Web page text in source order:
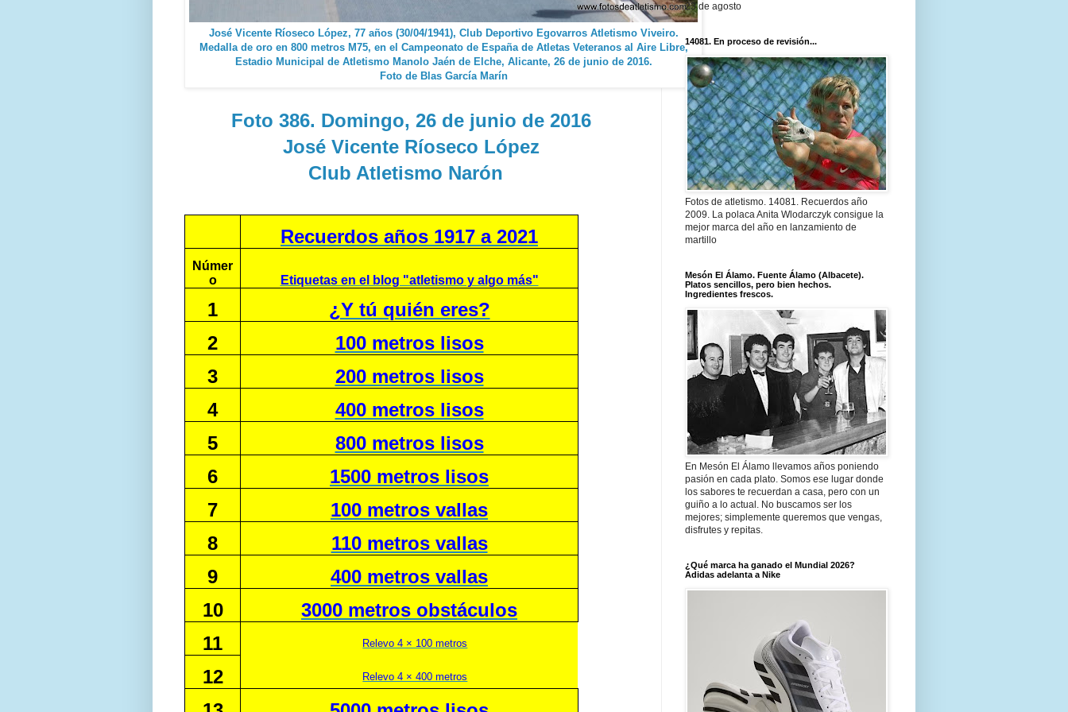
José Vicente Ríoseco López, 77 años (30/04/1941), Club Deportivo Egovarros Atletismo Viveiro.
Medalla de oro en 800 metros M75, en el Campeonato de España de Atletas Veteranos al Aire Libre,
Estadio Municipal de Atletismo Manolo Jaén de Elche, Alicante, 26 de junio de 2016.
Foto de Blas García Marín
Foto 386. Domingo, 26 de junio de 2016
José Vicente Ríoseco López
Club Atletismo Narón
Recuerdos años 1917 a 2021
Númer
o
Etiquetas en el blog "atletismo y algo más"
1
¿Y tú quién eres?
2
100 metros lisos
3
200 metros lisos
4
400 metros lisos
5
800 metros lisos
6
1500 metros lisos
7
100 metros vallas
8
110 metros vallas
9
400 metros vallas
10
3000 metros obstáculos
11
Relevo 4 × 100 metros
12 Relevo 4 × 400 metros
23 de agosto
14081. En proceso de revisión...
Fotos de atletismo. 14081. Recuerdos año
2009. La polaca Anita Wlodarczyk consigue la
mejor marca del año en lanzamiento de
martillo
Mesón El Álamo. Fuente Álamo (Albacete).
Platos sencillos, pero bien hechos.
Ingredientes frescos.
En Mesón El Álamo llevamos años poniendo
pasión en cada plato. Somos ese lugar donde
los sabores te recuerdan a casa, pero con un
guiño a lo actual. No buscamos ser los
mejores; simplemente queremos que vengas,
disfrutes y repitas.
¿Qué marca ha ganado el Mundial 2026?
Adidas adelanta a Nike